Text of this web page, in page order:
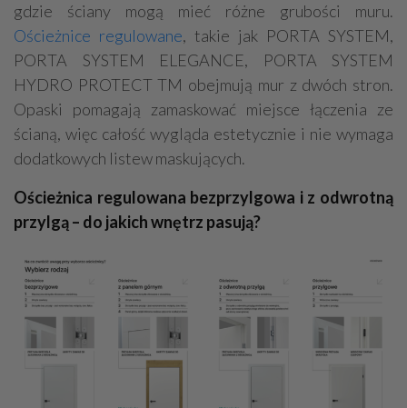
gdzie ściany mogą mieć różne grubości muru.
Ościeżnice regulowane, takie jak PORTA SYSTEM,
PORTA SYSTEM ELEGANCE, PORTA SYSTEM
HYDRO PROTECT TM obejmują mur z dwóch stron.
Opaski pomagają zamaskować miejsce łączenia ze
ścianą, więc całość wygląda estetycznie i nie wymaga
dodatkowych listew maskujących.
Ościeżnica regulowana bezprzylgowa i z odwrotną
przylgą – do jakich wnętrz pasują?